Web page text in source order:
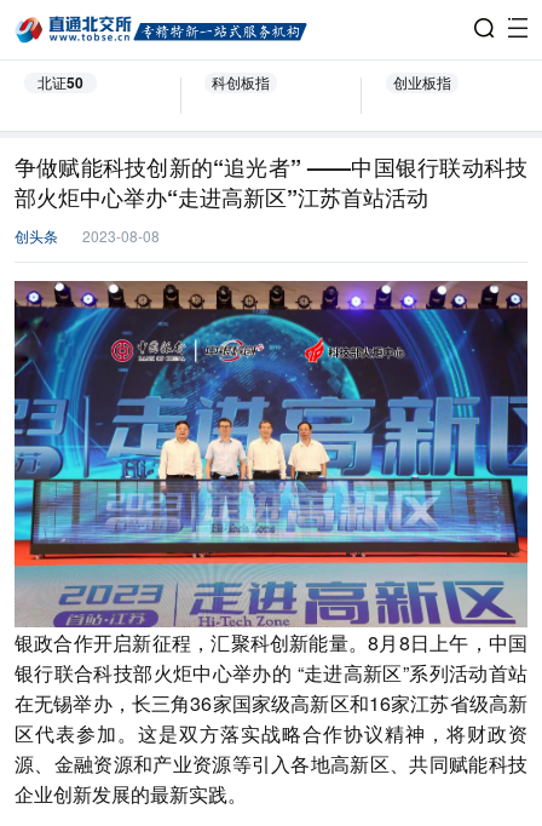
北证50 科创板指 创业板指
争做赋能科技创新的“追光者” ——中国银行联动科技
部火炬中心举办“走进高新区”江苏首站活动
创头条 2023-08-08
银政合作开启新征程，汇聚科创新能量。8月8日上午，中国
银行联合科技部火炬中心举办的 “走进高新区”系列活动首站
在无锡举办，长三角36家国家级高新区和16家江苏省级高新
区代表参加。这是双方落实战略合作协议精神，将财政资
源、金融资源和产业资源等引入各地高新区、共同赋能科技
企业创新发展的最新实践。